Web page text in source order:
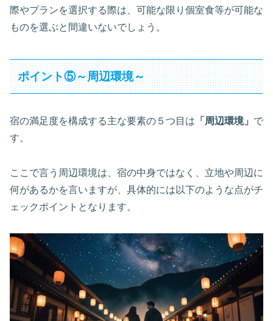
際やプランを選択する際は、可能な限り個室食等が可能な
ものを選ぶと間違いないでしょう。
ポイント⑤～周辺環境～
宿の満足度を構成する主な要素の５つ目は 「周辺環境」 で
す。
ここで言う周辺環境は、宿の中身ではなく、立地や周辺に
何があるかを言いますが、具体的には以下のような点がチ
ェックポイントとなります。